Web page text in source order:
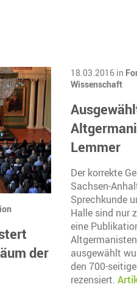
der
18.03.2016 in
Wissenschaft
Lemmer
Der korrekte
Sachsen-
Sprechkunde
Halle sind nur
eine
ausgewählt
den 700-
rezensiert.